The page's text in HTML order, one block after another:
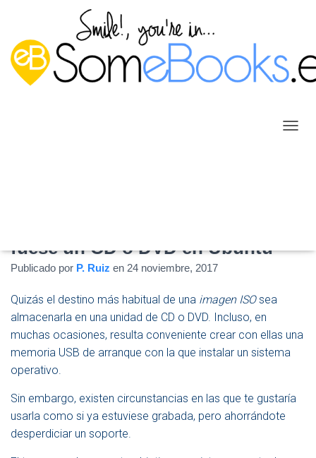
V
I
fuese un CD o DVD en Ubuntu
Publicado por P. Ruiz en 24 noviembre, 2017
Quizás el destino más habitual de una imagen ISOsea
almacenarla en una unidad de CD o DVD. Incluso, en
muchas ocasiones, resulta conveniente crear con ellas una
memoria USB de arranque con la que instalar un sistema
operativo.
Sin embargo, existen circunstancias en las que te gustaría
usarla como si ya estuviese grabada, pero ahorrándote
desperdiciar un soporte.